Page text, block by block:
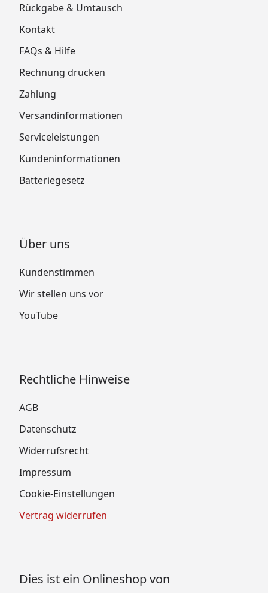
Rückgabe & Umtausch
Kontakt
FAQs & Hilfe
Rechnung drucken
Zahlung
Versandinformationen
Serviceleistungen
Kundeninformationen
Batteriegesetz
Über uns
Kundenstimmen
Wir stellen uns vor
YouTube
Rechtliche Hinweise
AGB
Datenschutz
Widerrufsrecht
Impressum
Cookie-Einstellungen
Vertrag widerrufen
Dies ist ein Onlineshop von